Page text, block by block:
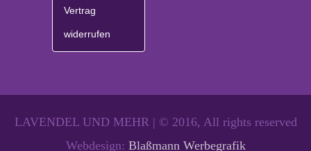
Vertrag
widerrufen
LAVENDEL UND MEHR | © 2016, All rights reserved
Webdesign: Blaßmann Werbegrafik